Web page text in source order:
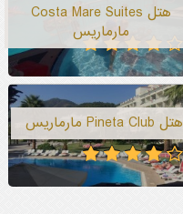
هتل Costa Mare Suites
مارماریس
هتل Pineta Club مارماریس